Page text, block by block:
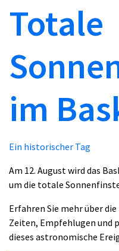
Totale
im
Ein historischer Tag
Am 12. August wird das
um die totale
Erfahren Sie mehr über
Zeiten, Empfehlugen und
dieses astronomische